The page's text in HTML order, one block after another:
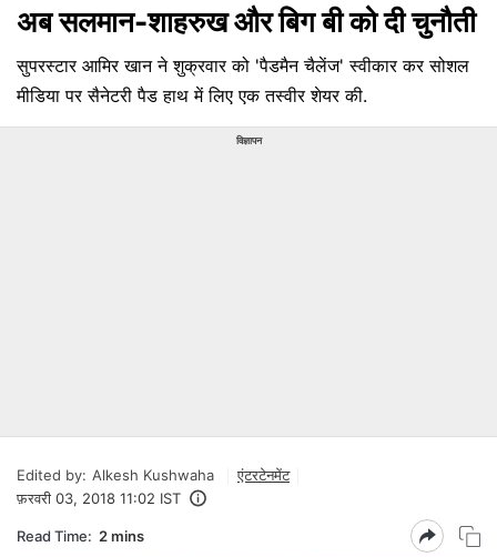
अब सलमान-शाहरुख और बिग बी को दी चुनौती
सुपरस्टार आमिर खान ने शुक्रवार को 'पैडमैन चैलेंज' स्वीकार कर सोशल
मीडिया पर सैनेटरी पैड हाथ में लिए एक तस्वीर शेयर की.
विज्ञापन
Edited by: Alkesh Kushwaha
एंटरटेनमेंट
फ़रवरी 03, 2018 11:02 IST
Read Time: 2 mins